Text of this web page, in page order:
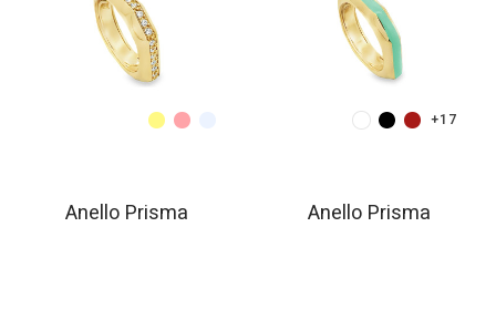
Anello Prisma Anello Prisma
+17